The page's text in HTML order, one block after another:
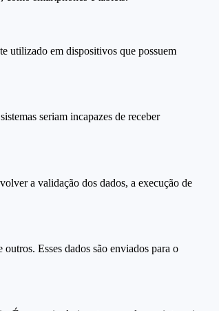
utilizado em dispositivos que possuem
seriam incapazes de receber
a validação dos dados, a execução de
Esses dados são enviados para o